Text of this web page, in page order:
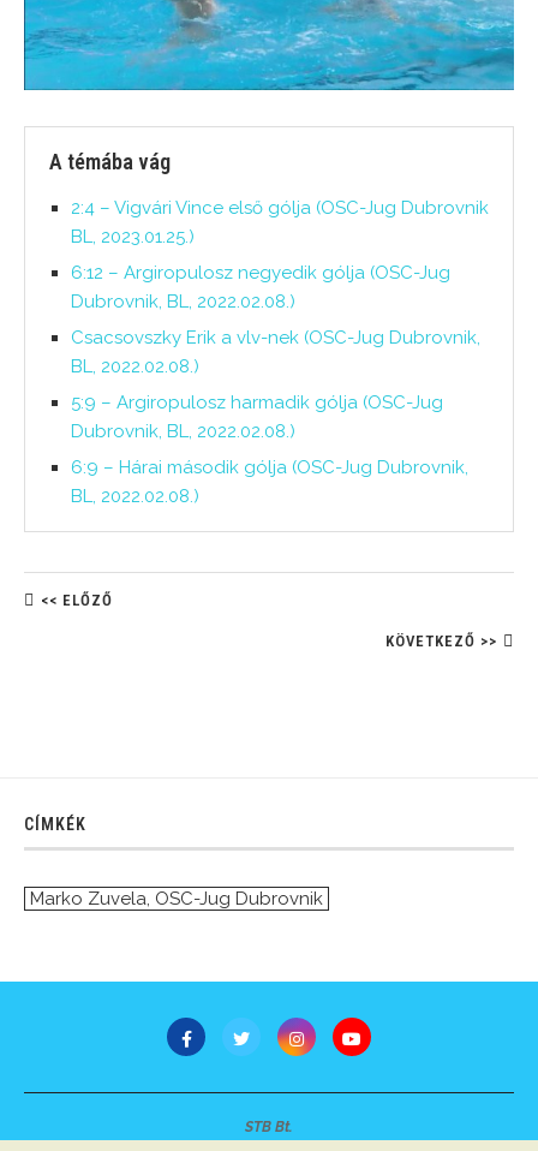
A témába vág
2:4 – Vigvári Vince első gólja (OSC-Jug Dubrovnik
BL, 2023.01.25.)
6:12 – Argiropulosz negyedik gólja (OSC-Jug
Dubrovnik, BL, 2022.02.08.)
Csacsovszky Erik a vlv-nek (OSC-Jug Dubrovnik,
BL, 2022.02.08.)
5:9 – Argiropulosz harmadik gólja (OSC-Jug
Dubrovnik, BL, 2022.02.08.)
6:9 – Hárai második gólja (OSC-Jug Dubrovnik,
BL, 2022.02.08.)
<< ELŐZŐ
KÖVETKEZŐ >>
CÍMKÉK
Marko Zuvela, OSC-Jug Dubrovnik
STB Bt.